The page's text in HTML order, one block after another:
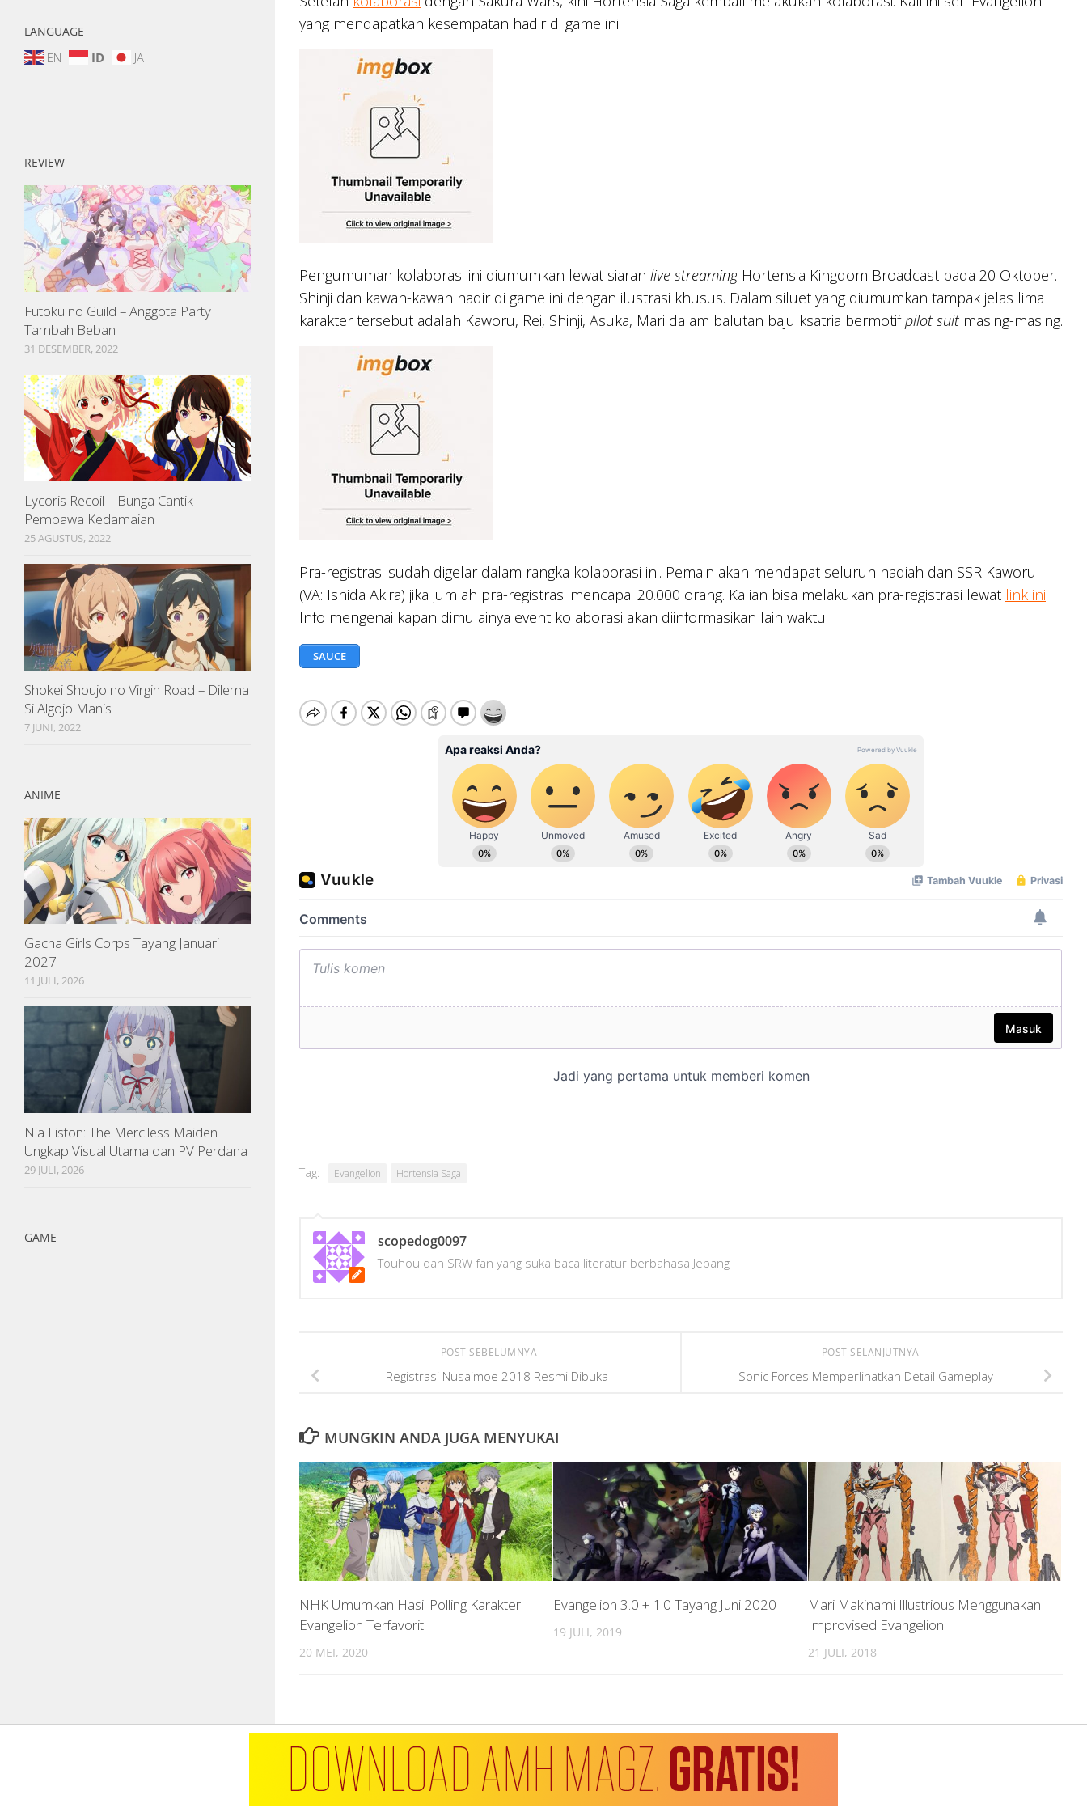
yang mendapatkan kesempatan hadir di game ini.
Pengumuman kolaborasi ini diumumkan lewat siaran live streamingHortensia Kingdom Broadcast pada 20 Oktober.
Shinji dan kawan-kawan hadir di game ini dengan ilustrasi khusus. Dalam siluet yang diumumkan tampak jelas lima
karakter tersebut adalah Kaworu, Rei, Shinji, Asuka, Mari dalam balutan baju ksatria bermotifpilot suit masing-masing.
Pra-registrasi sudah digelar dalam rangka kolaborasi ini. Pemain akan mendapat seluruh hadiah dan SSR Kaworu
(VA: Ishida Akira) jika jumlah pra-registrasi mencapai 20.000 orang. Kalian bisa melakukan pra-registrasi lewat link ini.
Info mengenai kapan dimulainya event kolaborasi akan diinformasikan lain waktu.
SAUCE
Tag: Evangelion Hortensia Saga
scopedog0097
Touhou dan SRW fan yang suka baca literatur berbahasa Jepang
POST SELANJUTNYA
Sonic Forces Memperlihatkan Detail Gameplay
POST SEBELUMNYA
Registrasi Nusaimoe 2018 Resmi Dibuka
MUNGKIN ANDA JUGA MENYUKAI
NHK Umumkan Hasil Polling Karakter
Evangelion Terfavorit
20 MEI, 2020
Evangelion 3.0 + 1.0 Tayang Juni 2020
19 JULI, 2019
Mari Makinami Illustrious Menggunakan
Improvised Evangelion
21 JULI, 2018
LANGUAGE
EN ID JA
REVIEW
Futoku no Guild – Anggota Party
Tambah Beban
31 DESEMBER, 2022
Lycoris Recoil – Bunga Cantik
Pembawa Kedamaian
25 AGUSTUS, 2022
Shokei Shoujo no Virgin Road – Dilema
Si Algojo Manis
7 JUNI, 2022
ANIME
Gacha Girls Corps Tayang Januari
2027
11 JULI, 2026
Nia Liston: The Merciless Maiden
Ungkap Visual Utama dan PV Perdana
29 JULI, 2026
GAME